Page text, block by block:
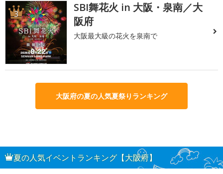
3
SBI舞花火 in 大阪・泉南／大
阪府
大阪最大級の花火を泉南で
大阪府の夏の人気夏祭りランキング
夏の人気イベントランキング【大阪府】